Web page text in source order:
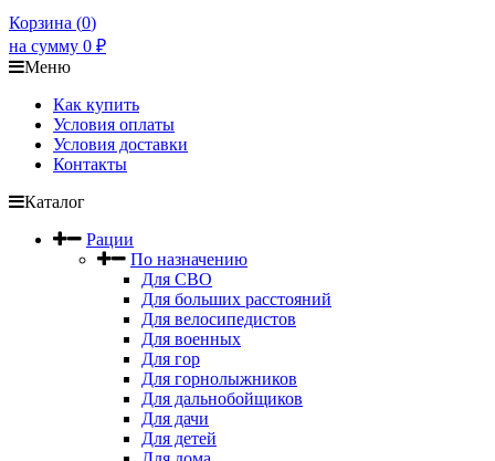
Корзина (0)
на сумму 0 ₽
Меню
Как купить
Условия оплаты
Условия доставки
Контакты
Каталог
Рации
По назначению
Для СВО
Для больших расстояний
Для велосипедистов
Для военных
Для гор
Для горнолыжников
Для дальнобойщиков
Для дачи
Для детей